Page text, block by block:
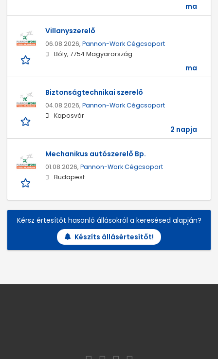
ma
Villanyszerelő
06.08.2026, Pannon-Work Cégcsoport
Bóly, 7754 Magyarország
ma
Biztonságtechnikai szerelő
04.08.2026, Pannon-Work Cégcsoport
Kaposvár
2 napja
Mechanikus autószerelő Bp.
01.08.2026, Pannon-Work Cégcsoport
Budapest
Kérsz értesítőt hasonló állásokról a keresésed alapján?
Készíts állásértesítőt!